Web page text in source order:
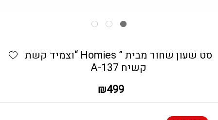
סט שעון שחור מבית ” Homies “וצמיד קשת
קשיח A-137
₪499